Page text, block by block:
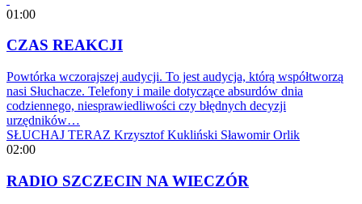
01:00
CZAS REAKCJI
Powtórka wczorajszej audycji. To jest audycja, którą współtworzą
nasi Słuchacze. Telefony i maile dotyczące absurdów dnia
codziennego, niesprawiedliwości czy błędnych decyzji
urzędników…
SŁUCHAJ TERAZ Krzysztof Kukliński Sławomir Orlik
02:00
RADIO SZCZECIN NA WIECZÓR